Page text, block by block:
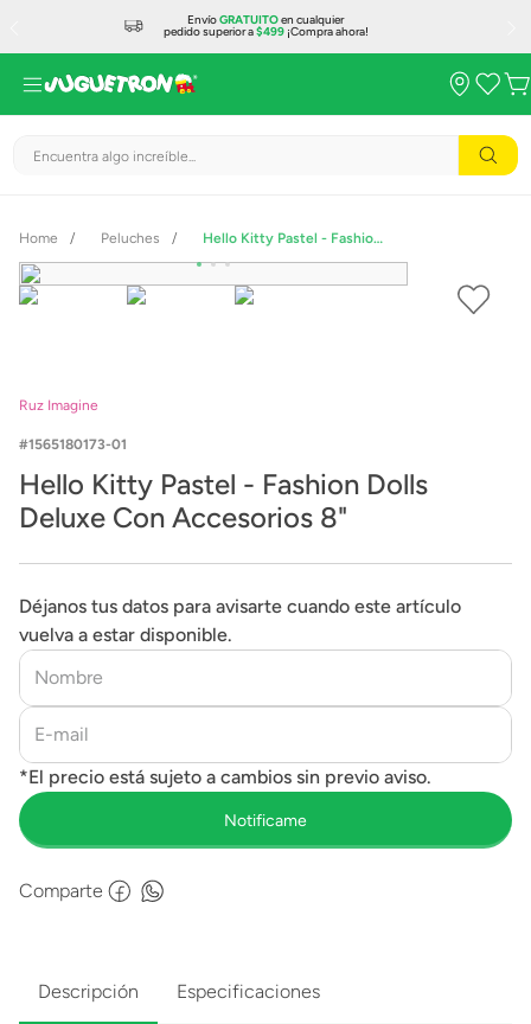
EnvíoGRATUITOen cualquier
pedido superior a$499¡Compra ahora!
Encuentra algo increíble...
Peluches Hello Kitty Pastel - Fashion Dolls Deluxe Con Accesorios 8"
Ruz Imagine
1565180173-01
Hello Kitty Pastel - Fashion Dolls
Deluxe Con Accesorios 8"
Déjanos tus datos para avisarte cuando este artículo
vuelva a estar disponible.
Comparte
Descripción Especificaciones